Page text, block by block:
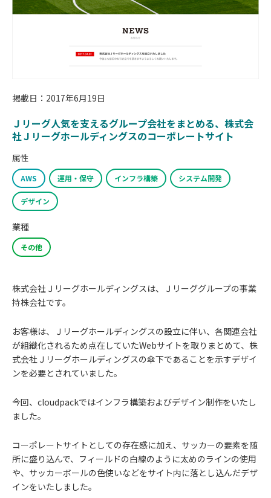
掲載日：2017年6月19日
Ｊリーグ人気を支えるグループ会社をまとめる、株式会
社Ｊリーグホールディングスのコーポレートサイト
属性
AWS 運用・保守 インフラ構築 システム開発
デザイン
業種
その他
株式会社Ｊリーグホールディングスは、Ｊリーググループの事業
持株会社です。
お客様は、Ｊリーグホールディングスの設立に伴い、各関連会社
が組織化されるため点在していたWebサイトを取りまとめて、株
式会社Ｊリーグホールディングスの傘下であることを示すデザイ
ンを必要とされていました。
今回、cloudpackではインフラ構築およびデザイン制作をいたし
ました。
コーポレートサイトとしての存在感に加え、サッカーの要素を随
所に盛り込んで、フィールドの白線のように太めのラインの使用
や、サッカーボールの色使いなどをサイト内に落とし込んだデザ
インをいたしました。